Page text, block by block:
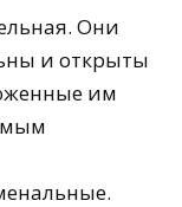
Они
и открыты
им